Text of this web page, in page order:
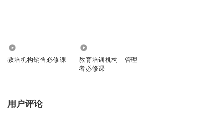
教培机构销售必修课
教育培训机构｜管理
者必修课
用户评论